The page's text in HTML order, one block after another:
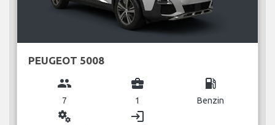
PEUGEOT 5008
group
7
business_center
1
local_gas_station
Benzin
miscellaneous_services login